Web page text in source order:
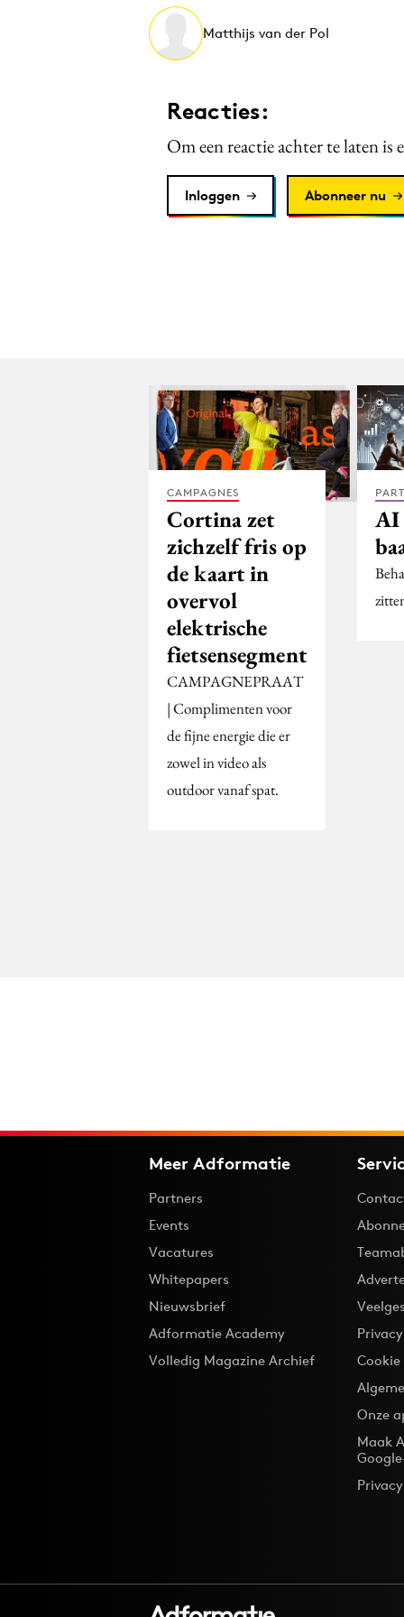
Matthijs van der Pol
Reacties:
Om een reactie achter te laten is
Inloggen Abonneer nu
CAMPAGNES
Cortina zet
zichzelf fris op
de kaart in
overvol
elektrische
fietsensegment
CAMPAGNEPRAAT
| Complimenten voor
de fijne energie die er
zowel in video als
outdoor vanaf spat.
AI
Meer Adformatie
Partners
Events
Vacatures
Whitepapers
Nieuwsbrief
Adformatie Academy
Volledig Magazine Archief
Onze
Maak